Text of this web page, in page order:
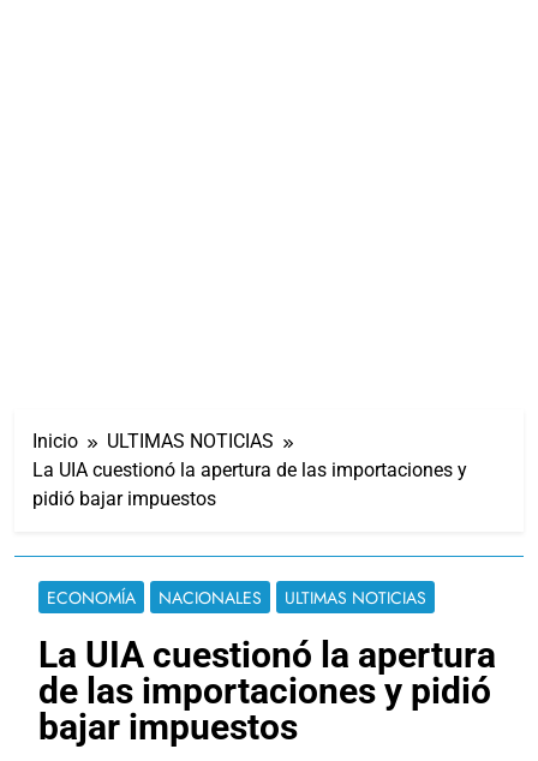
Inicio
ULTIMAS NOTICIAS
La UIA cuestionó la apertura de las importaciones y
pidió bajar impuestos
ECONOMÍA NACIONALES ULTIMAS NOTICIAS
La UIA cuestionó la apertura
de las importaciones y pidió
bajar impuestos